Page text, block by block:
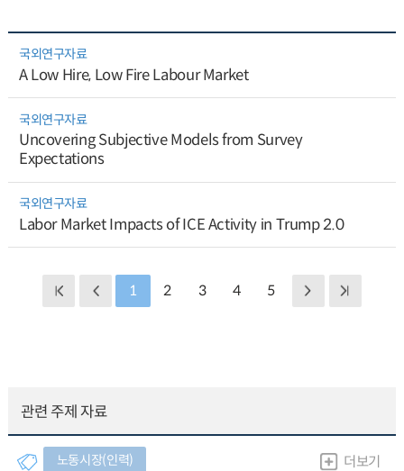
국외연구자료
A Low Hire, Low Fire Labour Market
국외연구자료
Uncovering Subjective Models from Survey
Expectations
국외연구자료
Labor Market Impacts of ICE Activity in Trump 2.0
1 2 3 4 5
관련 주제 자료
노동시장(인력) 더보기